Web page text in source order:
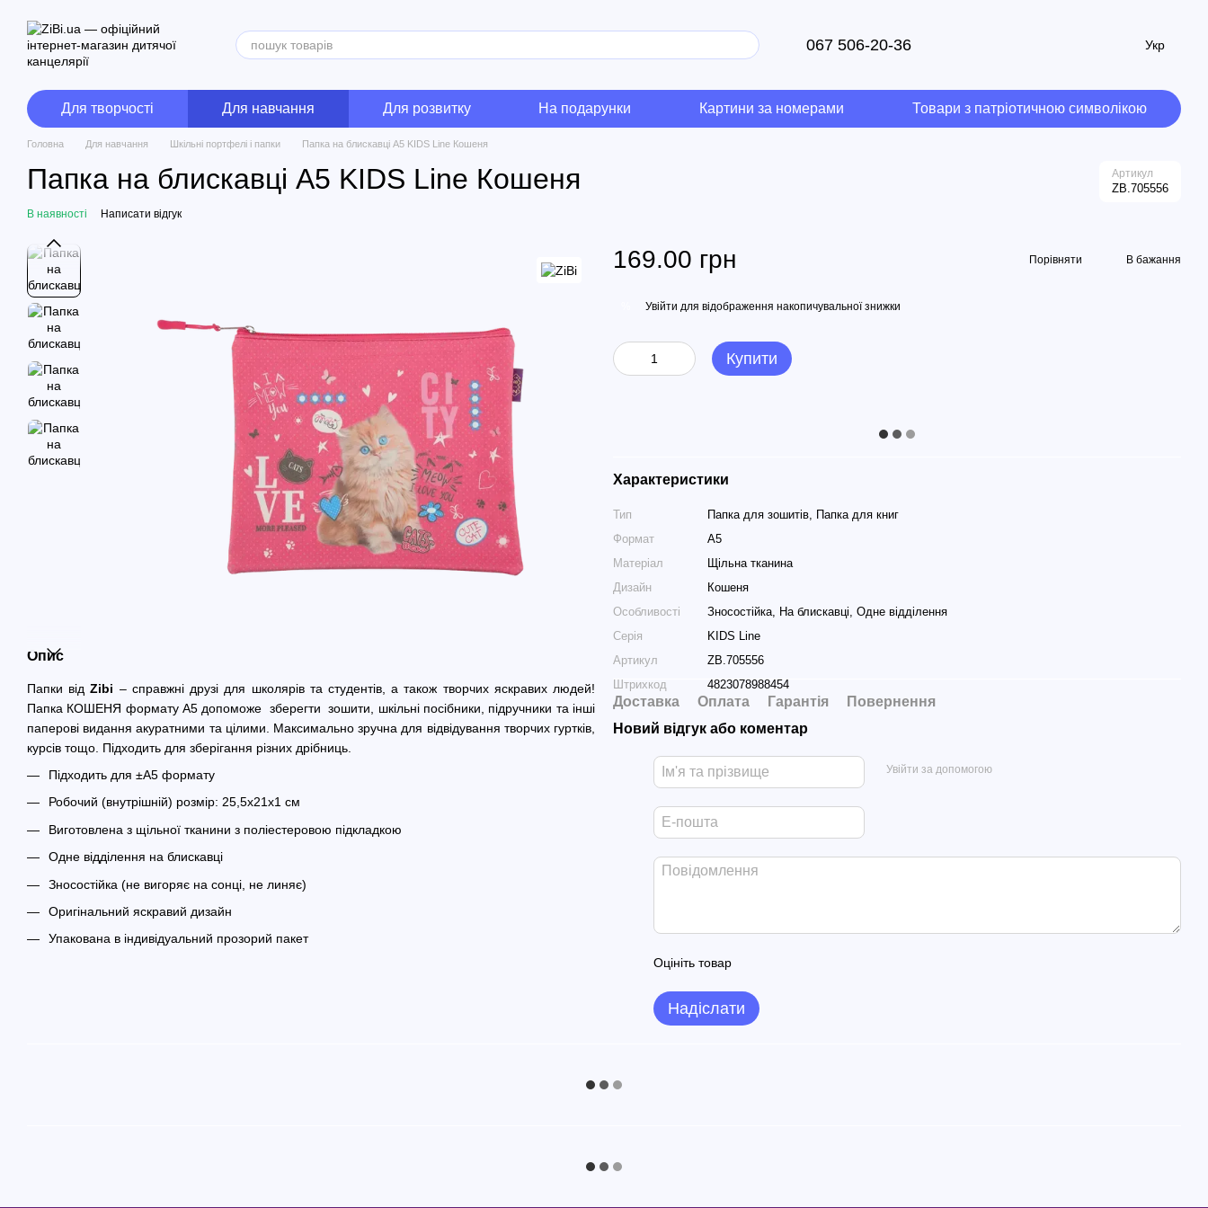
067 506-20-36 Укр
Для творчості Для навчання Для розвитку На подарунки Картини за номерами Товари з патріотичною символікою
Головна Для навчання Шкільні портфелі і папки Папка на блискавці А5 KIDS Line Кошеня
Папка на блискавці А5 KIDS Line Кошеня Артикул
ZB.705556
В наявності Написати відгук
Опис
Папки від Zibi – справжні друзі для школярів та студентів, а також творчих яскравих людей!
Папка КОШЕНЯ формату А5 допоможе зберегти зошити, шкільні посібники, підручники та інші
паперові видання акуратними та цілими.
Максимально зручна для відвідування творчих гуртків,
курсів тощо. Підходить для зберігання різних дрібниць.
Підходить для ±А5 формату
Робочий (внутрішній) розмір: 25,5х21х1 см
Виготовлена з щільної тканини з поліестеровою підкладкою
Одне відділення на блискавці
Зносостійка (не вигоряє на сонці, не линяє)
Оригінальний яскравий дизайн
Упакована в індивідуальний прозорий пакет
169.00 грн Порівняти В бажання
Увійти для відображення накопичувальної знижки
Купити
Характеристики
Тип
Папка для зошитів, Папка для книг
Формат
А5
Матеріал
Щільна тканина
Дизайн
Кошеня
Особливості
Зносостійка, На блискавці, Одне відділення
Серія
KIDS Line
Артикул
ZB.705556
Штрихкод
4823078988454
Доставка Оплата Гарантія
Повернення
Новий відгук або коментар
Увійти за допомогою
Оцініть товар
Надіслати